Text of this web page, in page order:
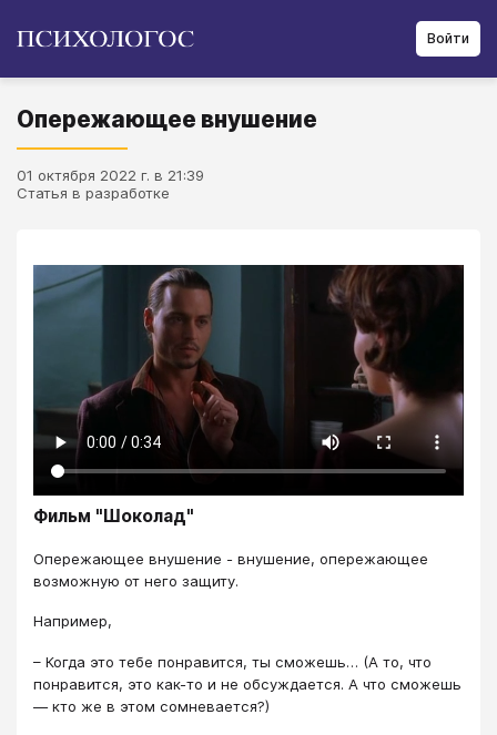
Войти
Опережающее внушение
01 октября 2022 г. в 21:39
Статья в разработке
Фильм "Шоколад"
Опережающее внушение - внушение, опережающее
возможную от него защиту.
Например,
– Когда это тебе понравится, ты сможешь… (А то, что
понравится, это как-то и не обсуждается. А что сможешь
— кто же в этом сомневается?)